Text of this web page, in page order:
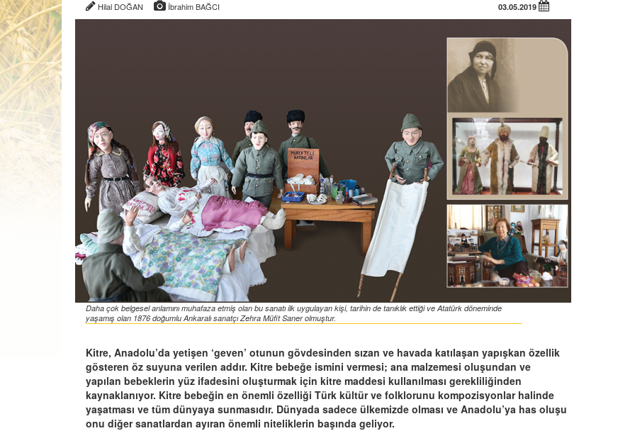
Hilal DOĞAN İbrahim BAĞCI 03.05.2019
Daha çok belgesel anlamını muhafaza etmiş olan bu sanatı ilk uygulayan kişi, tarihin de tanıklık ettiği ve Atatürk döneminde
yaşamış olan 1876 doğumlu Ankaralı sanatçı Zehra Müfit Saner olmuştur.
Kitre, Anadolu’da yetişen ‘geven’ otunun gövdesinden sızan ve havada katılaşan yapışkan özellik
gösteren öz suyuna verilen addır. Kitre bebeğe ismini vermesi; ana malzemesi oluşundan ve
yapılan bebeklerin yüz ifadesini oluşturmak için kitre maddesi kullanılması gerekliliğinden
kaynaklanıyor. Kitre bebeğin en önemli özelliği Türk kültür ve folklorunu kompozisyonlar halinde
yaşatması ve tüm dünyaya sunmasıdır. Dünyada sadece ülkemizde olması ve Anadolu’ya has oluşu
onu diğer sanatlardan ayıran önemli niteliklerin başında geliyor.